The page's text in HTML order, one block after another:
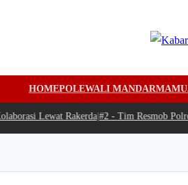
HOMEPOLEWALI MANDAR
Lewat Rakerda|#2 -Tim Resmob